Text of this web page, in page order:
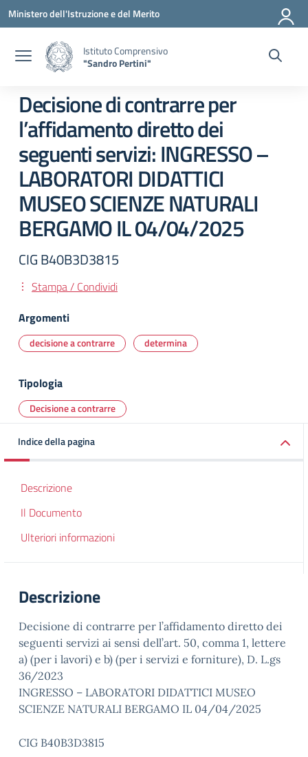
Vai ai contenuti
Vai al menu di navigazione
Vai al footer
Ministero dell'Istruzione e del Merito
Istituto Comprensivo
"Sandro Pertini"
Decisione di contrarre per
l’affidamento diretto dei
seguenti servizi: INGRESSO –
LABORATORI DIDATTICI
MUSEO SCIENZE NATURALI
BERGAMO IL 04/04/2025
CIG B40B3D3815
Stampa / Condividi
Argomenti
decisione a contrarre determina
Tipologia
Decisione a contrarre
Indice della pagina
Descrizione
Il Documento
Ulteriori informazioni
Descrizione
Decisione di contrarre per l’affidamento diretto dei
seguenti servizi ai sensi dell’art. 50, comma 1, lettere
a) (per i lavori) e b) (per i servizi e forniture), D. L.gs
36/2023
INGRESSO – LABORATORI DIDATTICI MUSEO
SCIENZE NATURALI BERGAMO IL 04/04/2025
CIG B40B3D3815